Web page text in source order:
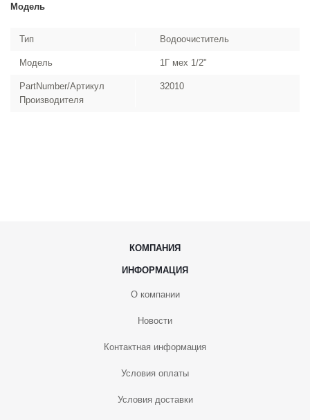
Модель
Тип Водоочиститель
Модель 1Г мех 1/2"
PartNumber/Артикул
Производителя
32010
КОМПАНИЯ
ИНФОРМАЦИЯ
О компании
Новости
Контактная информация
Условия оплаты
Условия доставки